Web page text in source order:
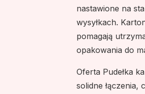
nastawione na
wysyłkach.
pomagają
opakowania do
Oferta Pudełka
solidne